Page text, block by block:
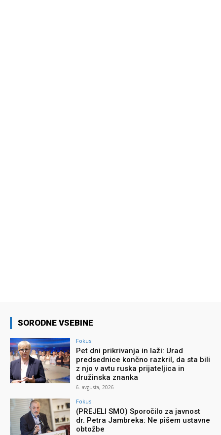
SORODNE VSEBINE
Fokus
Pet dni prikrivanja in laži: Urad
predsednice končno razkril, da sta bili
z njo v avtu ruska prijateljica in
družinska znanka
6. avgusta, 2026
Fokus
(PREJELI SMO) Sporočilo za javnost
dr. Petra Jambreka: Ne pišem ustavne
obtožbe